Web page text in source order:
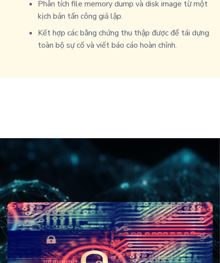
Phân tích file memory dump và disk image từ một
kịch bản tấn công giả lập.
Kết hợp các bằng chứng thu thập được để tái dựng
toàn bộ sự cố và viết báo cáo hoàn chỉnh.